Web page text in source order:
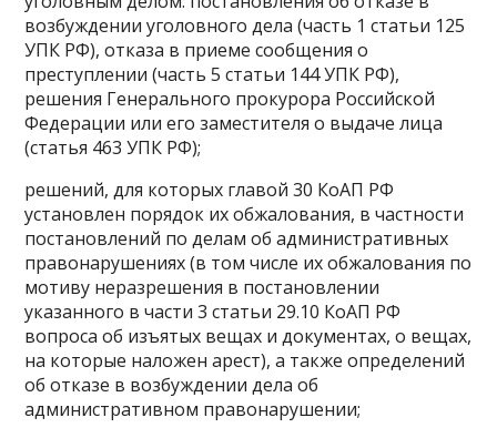
возбуждении уголовного дела (часть 1 статьи 125
УПК РФ), отказа в приеме сообщения о
преступлении (часть 5 статьи 144 УПК РФ),
решения Генерального прокурора Российской
Федерации или его заместителя о выдаче лица
(статья 463 УПК РФ);
решений, для которых главой 30 КоАП РФ
установлен порядок их обжалования, в частности
постановлений по делам об административных
правонарушениях (в том числе их обжалования по
мотиву неразрешения в постановлении
указанного в части 3 статьи 29.10 КоАП РФ
вопроса об изъятых вещах и документах, о вещах,
на которые наложен арест), а также определений
об отказе в возбуждении дела об
административном правонарушении;